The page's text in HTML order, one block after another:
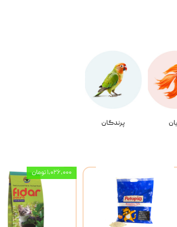
پرندگان
۱,۰۲۶,۰۰۰ تومان